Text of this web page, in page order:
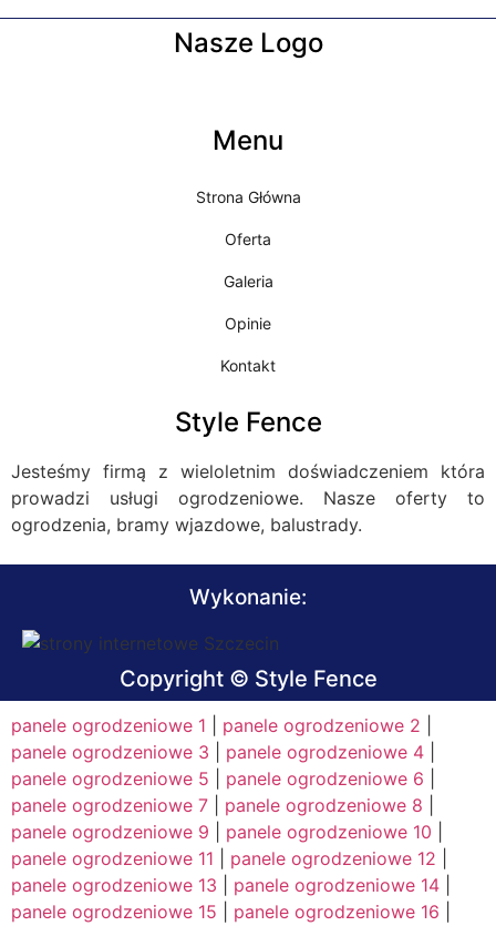
Nasze Logo
Menu
Strona Główna
Oferta
Galeria
Opinie
Kontakt
Style Fence
Jesteśmy firmą z wieloletnim doświadczeniem która
prowadzi usługi ogrodzeniowe. Nasze oferty to
ogrodzenia, bramy wjazdowe, balustrady.
Wykonanie:
Copyright © Style Fence
panele ogrodzeniowe 1 panele ogrodzeniowe 2
panele ogrodzeniowe 3
panele ogrodzeniowe 4
panele ogrodzeniowe 5
panele ogrodzeniowe 6
panele ogrodzeniowe 7
panele ogrodzeniowe 8
panele ogrodzeniowe 9
panele ogrodzeniowe 10
panele ogrodzeniowe 11
panele ogrodzeniowe 12
panele ogrodzeniowe 13
panele ogrodzeniowe 14
panele ogrodzeniowe 15
panele ogrodzeniowe 16